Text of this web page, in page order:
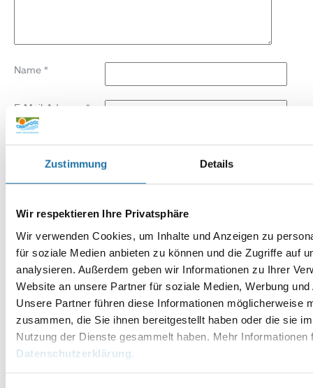
Zustimmung Details
Wir respektieren Ihre Privatsphäre
Wir verwenden Cookies, um Inhalte und Anzeigen zu
für soziale Medien anbieten zu können und die Zugriffe auf
analysieren. Außerdem geben wir Informationen zu Ihrer
Website an unsere Partner für soziale Medien, Werbung
Unsere Partner führen diese Informationen möglicherweise
zusammen, die Sie ihnen bereitgestellt haben oder die sie
Nutzung der Dienste gesammelt haben. Mehr Informationen
Datenschutzerklärung
Name *
E-Mail-Adresse *
Website
Alternative: